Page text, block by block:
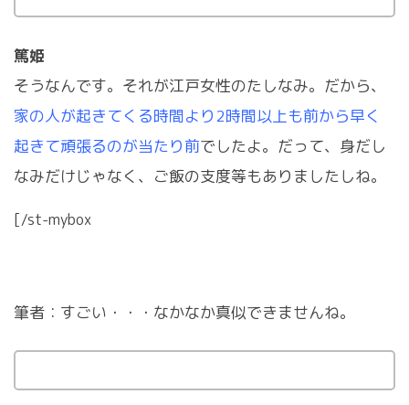
篤姫
そうなんです。それが江戸女性のたしなみ。だから、
家の人が起きてくる時間より2時間以上も前から早く
起きて頑張るのが当たり前でしたよ。だって、身だし
なみだけじゃなく、ご飯の支度等もありましたしね。
[/st-mybox
筆者：すごい・・・なかなか真似できませんね。